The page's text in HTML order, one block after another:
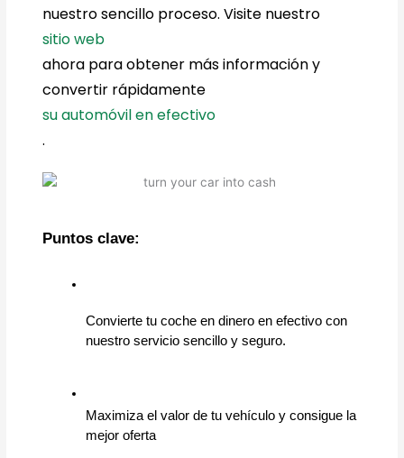
nuestro sencillo proceso. Visite nuestro
sitio web
ahora para obtener más información y
convertir rápidamente
su automóvil en efectivo
.
Puntos clave:
Convierte tu coche en dinero en efectivo con
nuestro servicio sencillo y seguro.
Maximiza el valor de tu vehículo y consigue la
mejor oferta